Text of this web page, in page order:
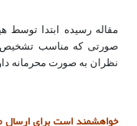
مقاله رسیده ابتدا توسط
صورتی که مناسب
نظران به صورت محرمانه
خواهشمند است برای ارسال